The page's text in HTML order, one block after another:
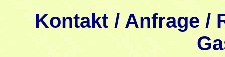
Kontakt / Anfrage /